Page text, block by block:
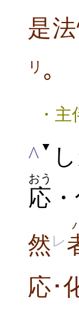
是
リ ｡
・
^ ▼
応
おう
・
然 レ
応･